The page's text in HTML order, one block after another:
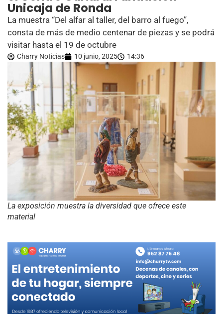
Unicaja de Ronda
La muestra “Del alfar al taller, del barro al fuego”,
consta de más de medio centenar de piezas y se podrá
visitar hasta el 19 de octubre
Charry Noticias 10 junio, 2025 14:36
La exposición muestra la diversidad que ofrece este
material